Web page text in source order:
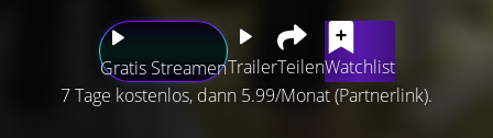
Gratis StreamenTrailerTeilenWatchlist
7 Tage kostenlos, dann 5.99/Monat (Partnerlink).